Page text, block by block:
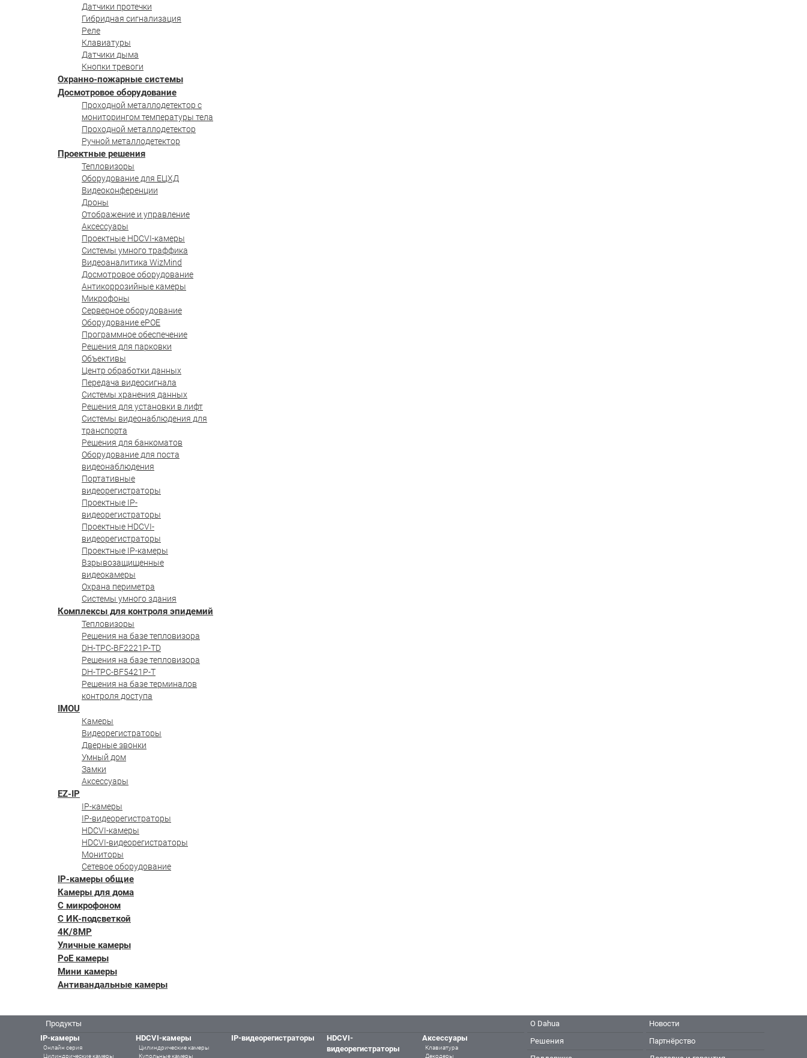
Датчики протечки
Гибридная сигнализация
Реле
Клавиатуры
Датчики дыма
Кнопки тревоги
Охранно-пожарные системы
Досмотровое оборудование
Проходной металлодетектор с
мониторингом температуры тела
Проходной металлодетектор
Ручной металлодетектор
Проектные решения
Тепловизоры
Оборудование для ЕЦХД
Видеоконференции
Дроны
Отображение и управление
Аксессуары
Проектные HDCVI-камеры
Системы умного траффика
Видеоаналитика WizMind
Досмотровое оборудование
Антикоррозийные камеры
Микрофоны
Серверное оборудование
Оборудование ePOE
Программное обеспечение
Решения для парковки
Объективы
Центр обработки данных
Передача видеосигнала
Системы хранения данных
Решения для установки в лифт
Системы видеонаблюдения для
транспорта
Решения для банкоматов
Оборудование для поста
видеонаблюдения
Портативные
видеорегистраторы
Проектные IP-
видеорегистраторы
Проектные HDCVI-
видеорегистраторы
Проектные IP-камеры
Взрывозащищенные
видеокамеры
Охрана периметра
Системы умного здания
Комплексы для контроля эпидемий
Тепловизоры
Решения на базе тепловизора
DH-TPC-BF2221P-TD
Решения на базе тепловизора
DH-TPC-BF5421P-T
Решения на базе терминалов
контроля доступа
IMOU
Камеры
Видеорегистраторы
Дверные звонки
Умный дом
Замки
Аксессуары
EZ-IP
IP-камеры
IP-видеорегистраторы
HDCVI-камеры
HDCVI-видеорегистраторы
Мониторы
Сетевое оборудование
IP-камеры общие
Камеры для дома
С микрофоном
С ИК-подсветкой
4K/8MP
Уличные камеры
PoE камеры
Мини камеры
Антивандальные камеры
Продукты
IP-камеры
Онлайн серия
Цилиндрические камеры
HDCVI-камеры
Цилиндрические камеры
Купольные камеры
IP-видеорегистраторы
HDCVI-
видеорегистраторы
Аксессуары
Клавиатура
Декодеры
О Dahua
Решения
Новости
Партнёрство